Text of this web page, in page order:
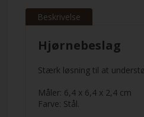
Beskrivelse
Hjørnebeslag
Stærk løsning til at
Måler: 6,4 x 6,4 x 2,4 cm
Farve: Stål.